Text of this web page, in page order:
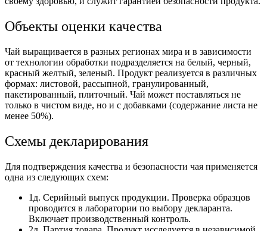
Объекты оценки качества
Чай выращивается в разных регионах мира и в зависимости
от технологии обработки подразделяется на белый, черный,
красный желтый, зеленый. Продукт реализуется в различных
формах: листовой, рассыпной, гранулированный,
пакетированный, плиточный. Чай может поставляться не
только в чистом виде, но и с добавками (содержание листа не
менее 50%).
Схемы декларирования
Для подтверждения качества и безопасности чая применяется
одна из следующих схем:
1д. Серийный выпуск продукции. Проверка образцов
проводится в лаборатории по выбору декларанта.
Включает производственный контроль.